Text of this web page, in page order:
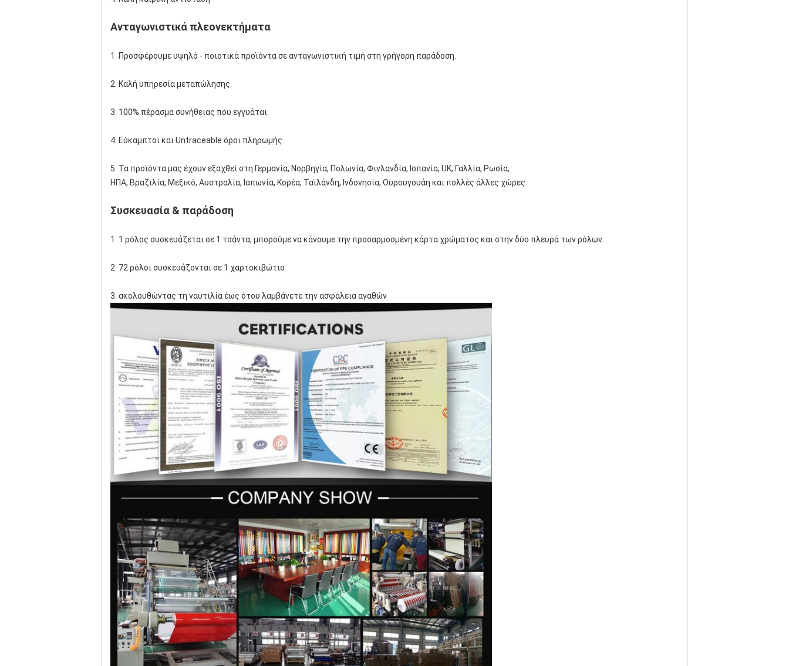
Ανταγωνιστικά πλεονεκτήματα
1. Προσφέρουμε υψηλό - ποιοτικά προϊόντα σε ανταγωνιστική τιμή στη γρήγορη παράδοση.
2. Καλή υπηρεσία μεταπώλησης.
3. 100% πέρασμα συνήθειας που εγγυάται.
4. Εύκαμπτοι και Untraceable όροι πληρωμής.
5. Τα προϊόντα μας έχουν εξαχθεί στη Γερμανία, Νορβηγία, Πολωνία, Φινλανδία, Ισπανία, UK, Γαλλία, Ρωσία,
ΗΠΑ, Βραζιλία, Μεξικό, Αυστραλία, Ιαπωνία, Κορέα, Ταϊλάνδη, Ινδονησία, Ουρουγουάη και πολλές άλλες χώρες.
Συσκευασία & παράδοση
1. 1 ρόλος συσκευάζεται σε 1 τσάντα, μπορούμε να κάνουμε την προσαρμοσμένη κάρτα χρώματος και στην δύο πλευρά των ρόλων.
2. 72 ρόλοι συσκευάζονται σε 1 χαρτοκιβώτιο
3. ακολουθώντας τη ναυτιλία έως ότου λαμβάνετε την ασφάλεια αγαθών